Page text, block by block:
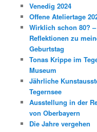
Venedig 2024
Offene Ateliertage
Wirklich schon 80? –
Reflektionen zu
Geburtstag
Tonas Krippe im
Museum
Jährliche
Tegernsee
Ausstellung in der
von Oberbayern
Die Jahre vergehen